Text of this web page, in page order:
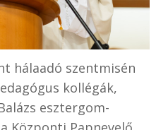
hálaadó szentmisén
kollégák,
esztergom-